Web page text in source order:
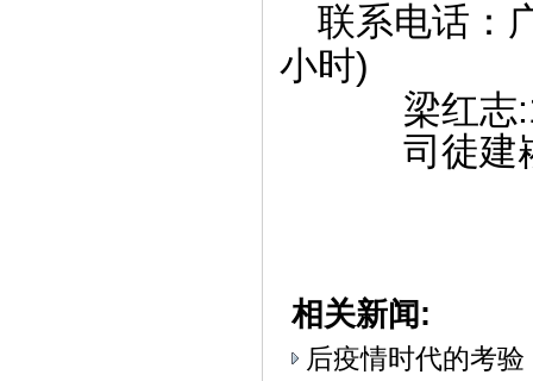
联系电话：
小时)
梁红志
司徒建
相关新闻:
后疫情时代的考验